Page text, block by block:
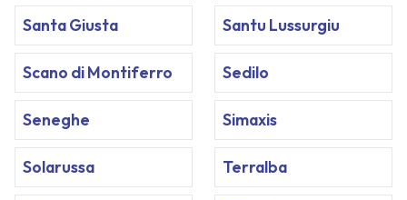
Santa Giusta Santu Lussurgiu
Scano di Montiferro Sedilo
Seneghe Simaxis
Solarussa Terralba